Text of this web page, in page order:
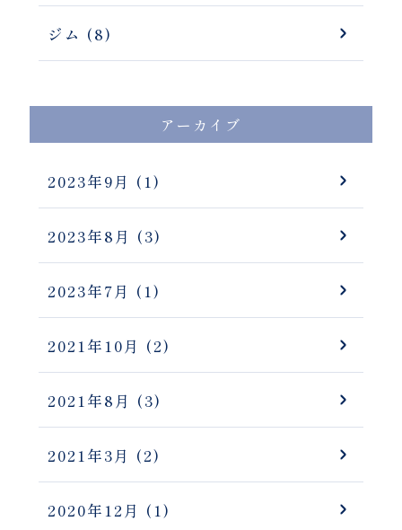
ジム (8)
アーカイブ
2023年9月 (1)
2023年8月 (3)
2023年7月 (1)
2021年10月 (2)
2021年8月 (3)
2021年3月 (2)
2020年12月 (1)